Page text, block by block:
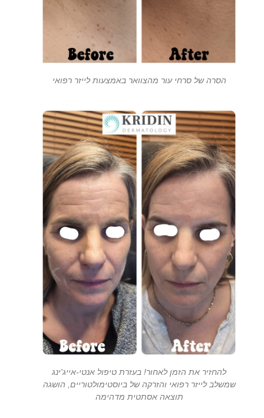
הסרה של סרחי עור מהצוואר באמצעות לייזר רפואי
להחזיר את הזמן לאחור! בעזרת טיפול אנטי-אייג'ינג
שמשלב לייזר רפואי והזרקה של ביוסטימולטוריים, הושגה
תוצאה אסתטית מדהימה